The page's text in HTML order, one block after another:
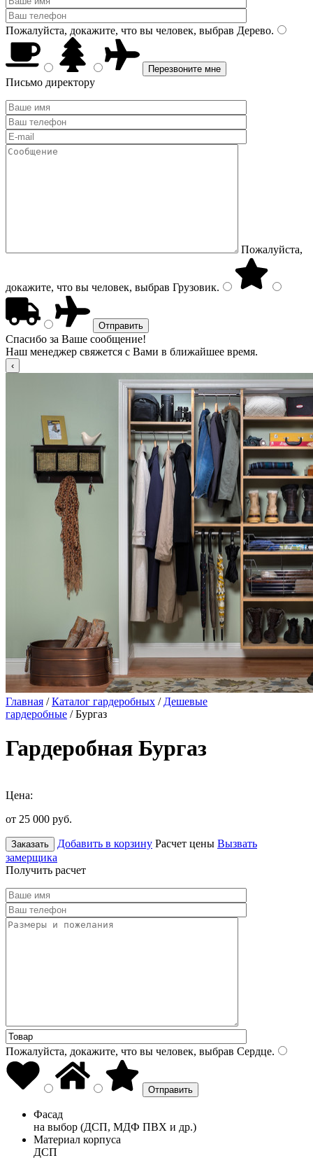
Пожалуйста, докажите, что вы человек, выбрав Дерево.
Письмо директору
Пожалуйста,
докажите, что вы человек, выбрав Грузовик.
Спасибо за Ваше сообщение!
Наш менеджер свяжется с Вами в ближайшее время.
Главная /Каталог гардеробных / Дешевые
гардеробные / Бургаз
Гардеробная Бургаз
Цена:
от 25 000 руб.
Заказать Добавить в корзину Расчет цены Вызвать
замерщика
Получить расчет
Пожалуйста, докажите, что вы человек, выбрав Сердце.
Фасад
на выбор (ДСП, МДФ ПВХ и др.)
Материал корпуса
ДСП